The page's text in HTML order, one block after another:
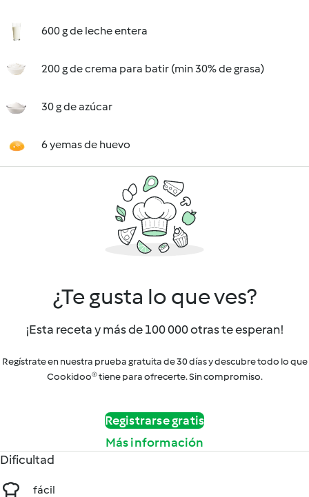
600 g de leche entera
200 g de crema para batir (min 30% de grasa)
30 g de azúcar
6 yemas de huevo
¿Te gusta lo que ves?
¡Esta receta y más de 100 000 otras te esperan!
Regístrate en nuestra prueba gratuita de 30 días y descubre todo lo que
Cookidoo® tiene para ofrecerte. Sin compromiso.
Registrarse gratis
Más información
Dificultad
fácil